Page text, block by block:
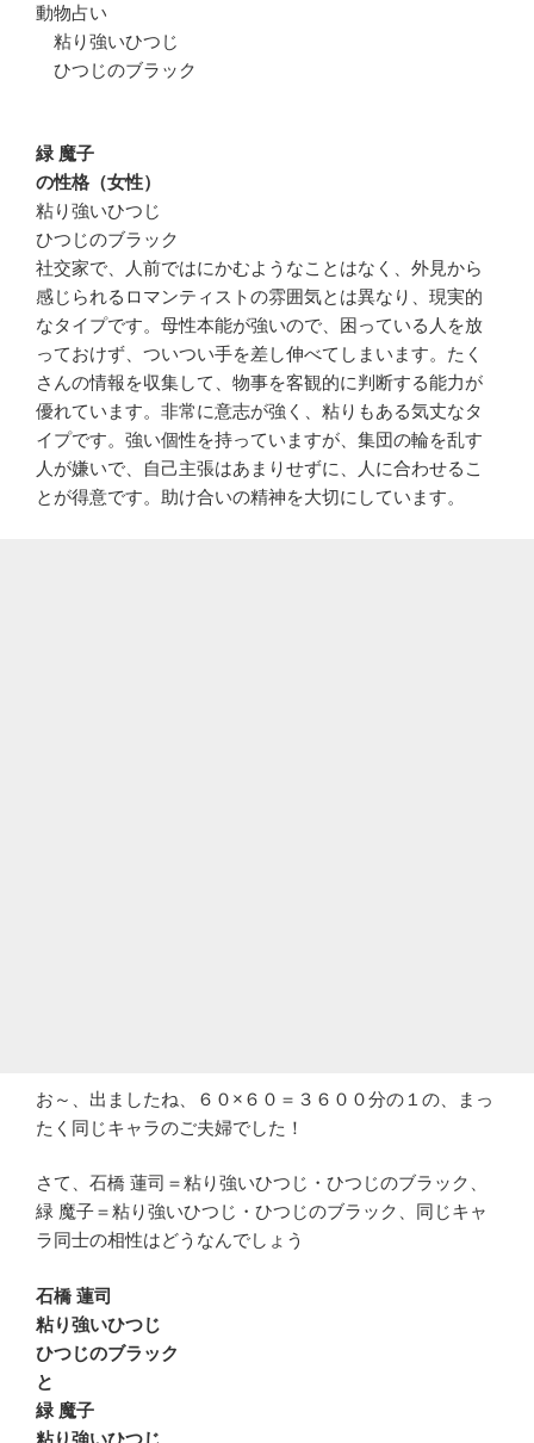
動物占い
粘り強いひつじ
ひつじのブラック
緑 魔子
の性格（女性）
粘り強いひつじ
ひつじのブラック
社交家で、人前ではにかむようなことはなく、外見から
感じられるロマンティストの雰囲気とは異なり、現実的
なタイプです。母性本能が強いので、困っている人を放
っておけず、ついつい手を差し伸べてしまいます。たく
さんの情報を収集して、物事を客観的に判断する能力が
優れています。非常に意志が強く、粘りもある気丈なタ
イプです。強い個性を持っていますが、集団の輪を乱す
人が嫌いで、自己主張はあまりせずに、人に合わせるこ
とが得意です。助け合いの精神を大切にしています。
お～、出ましたね、６０×６０＝３６００分の１の、まっ
たく同じキャラのご夫婦でした！
さて、石橋 蓮司＝粘り強いひつじ・ひつじのブラック、
緑 魔子＝粘り強いひつじ・ひつじのブラック、同じキャ
ラ同士の相性はどうなんでしょう
石橋 蓮司
粘り強いひつじ
ひつじのブラック
と
緑 魔子
粘り強いひつじ